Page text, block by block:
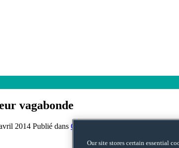
vagabonde
2014 Publié dans CULTURE
Our site stores certain essential